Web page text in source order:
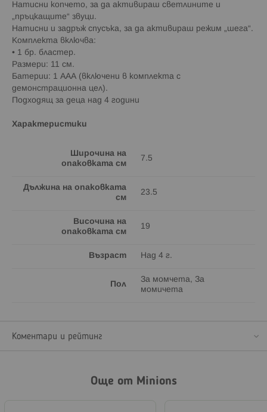
Натисни копчето, за да активираш светлините и
„пръцкащите“ звуци.
Натисни и задръж спусъка, за да активираш режим „шега“.
Комплекта включва:
• 1 бр. бластер.
Размери: 11 см.
Батерии: 1 ААА (включени в комплекта с
демонстрационна цел).
Подходящ за деца над 4 години
Характеристики
Широчина на
опаковката см
7.5
Дължина на опаковката
см
23.5
Височина на
опаковката см
19
Възраст Над 4 г.
Пол
За момчета, За
момичета
Коментари и рейтинг
Още от Minions